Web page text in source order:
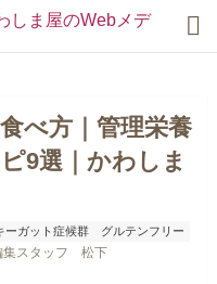
べ方｜管理栄養
9選｜かわしま
ーガット症候群 グルテンフリー
集スタッフ 松下